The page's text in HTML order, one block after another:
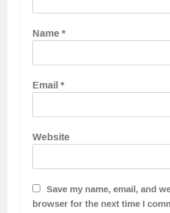
Name*
Email*
Website
Save my name, email, and
browser for the next time I